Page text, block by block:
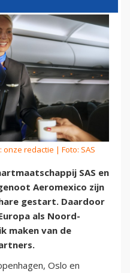
onze redactie | Foto: SAS
SAS en
Aeromexico zijn
gestart. Daardoor
als Noord-
maken van de
Oslo en